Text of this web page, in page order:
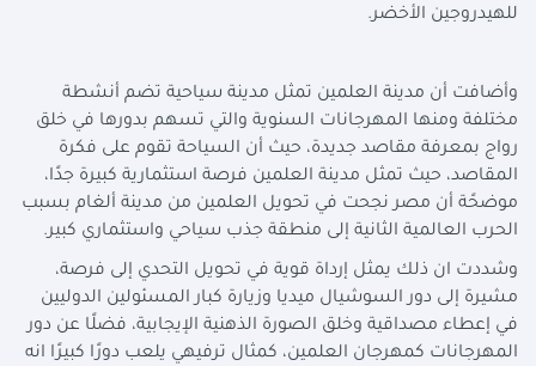
للهيدروجين الأخضر.
وأضافت أن مدينة العلمين تمثل مدينة سياحية تضم أنشطة
مختلفة ومنها المهرجانات السنوية والتي تسهم بدورها في خلق
رواج بمعرفة مقاصد جديدة، حيث أن السياحة تقوم على فكرة
المقاصد، حيث تمثل مدينة العلمين فرصة استثمارية كبيرة جدًا،
موضحًة أن مصر نجحت في تحويل العلمين من مدينة ألغام بسبب
الحرب العالمية الثانية إلى منطقة جذب سياحي واستثماري كبير.
وشددت ان ذلك يمثل إرداة قوية في تحويل التحدي إلى فرصة،
مشيرة إلى دور السوشيال ميديا وزيارة كبار المسئولين الدوليين
في إعطاء مصداقية وخلق الصورة الذهنية الإيجابية، فضلًا عن دور
المهرجانات كمهرجان العلمين، كمثال ترفيهي يلعب دورًا كبيرًا انه